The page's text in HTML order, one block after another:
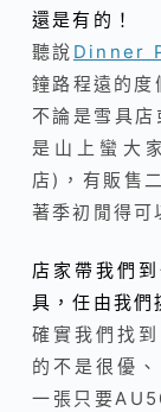
還是有的！
聽說 Dinner
鐘路程遠的度
不論是雪具
是山上蠻大
店)，有販售
著季初閒得可
店家帶我們
具，任由我們
確實我們找
的不是很優
一張只要